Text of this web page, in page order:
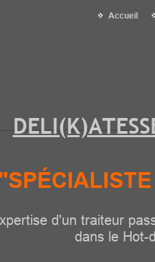
Accueil
d'un traiteur
dans le Hot-